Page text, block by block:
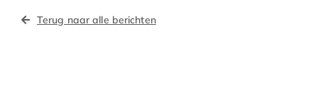
Terug naar alle berichten